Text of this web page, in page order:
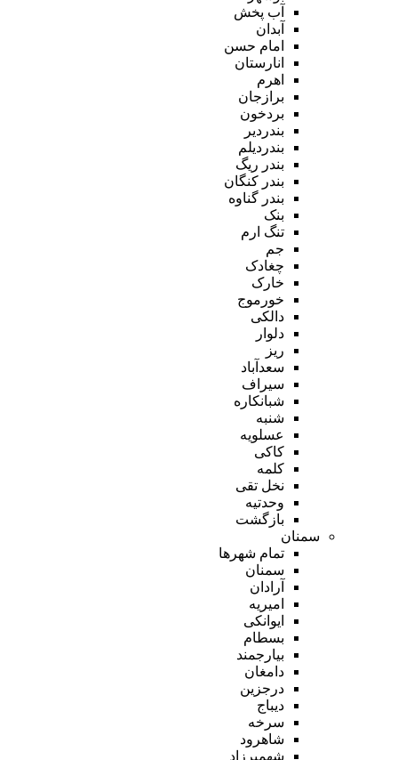
آب پخش
آبدان
امام حسن
انارستان
اهرم
برازجان
بردخون
بندردیر
بندردیلم
بندر ریگ
بندر کنگان
بندر گناوه
بنک
تنگ ارم
جم
چغادک
خارک
خورموج
دالکی
دلوار
ریز
سعدآباد
سیراف
شبانکاره
شنبه
عسلویه
کاکی
کلمه
نخل تقی
وحدتیه
بازگشت
سمنان
تمام شهر‌ها
سمنان
آرادان
امیریه
ایوانکی
بسطام
بیارجمند
دامغان
درجزین
دیباج
سرخه
شاهرود
شهمیرزاد